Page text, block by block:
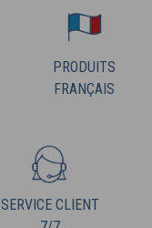
PRODUITS
FRANÇAIS
SERVICE CLIENT